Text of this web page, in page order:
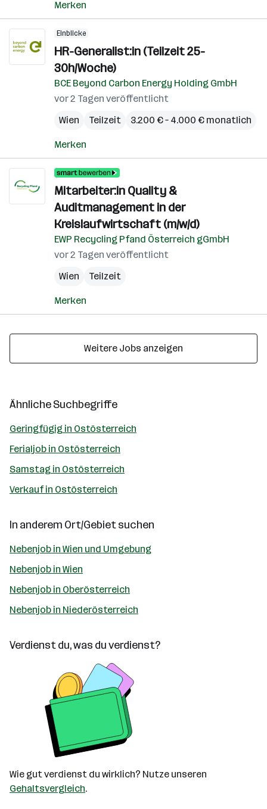
Merken
Einblicke
HR-Generalist:in (Teilzeit 25-
30h/Woche)
BCE Beyond Carbon Energy Holding GmbH
vor 2 Tagen veröffentlicht
Wien
Teilzeit 3.200 € – 4.000 € monatlich
Merken
Mitarbeiter:in Quality &
Auditmanagement in der
Kreislaufwirtschaft (m/w/d)
EWP Recycling Pfand Österreich gGmbH
vor 2 Tagen veröffentlicht
Wien
Teilzeit
Merken
Weitere Jobs anzeigen
Ähnliche Suchbegriffe
Geringfügig in Ostösterreich
Ferialjob in Ostösterreich
Samstag in Ostösterreich
Verkauf in Ostösterreich
In anderem Ort/Gebiet suchen
Nebenjob in Wien und Umgebung
Nebenjob in Wien
Nebenjob in Oberösterreich
Nebenjob in Niederösterreich
Verdienst du, was du verdienst?
Wie gut verdienst du wirklich? Nutze unseren
Gehaltsvergleich.